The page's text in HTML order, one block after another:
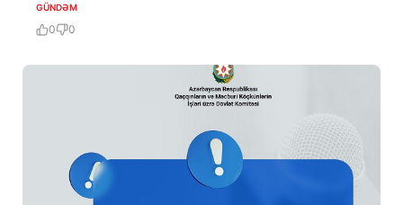
GÜNDƏM
0 0